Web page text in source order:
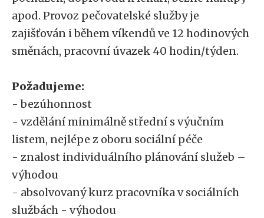
apod. Provoz pečovatelské služby je
zajišťován i během víkendů ve 12 hodinových
směnách, pracovní úvazek 40 hodin/týden.
Požadujeme:
- bezúhonnost
- vzdělání minimálně střední s výučním
listem, nejlépe z oboru sociální péče
- znalost individuálního plánování služeb –
výhodou
- absolvovaný kurz pracovníka v sociálních
službách - výhodou